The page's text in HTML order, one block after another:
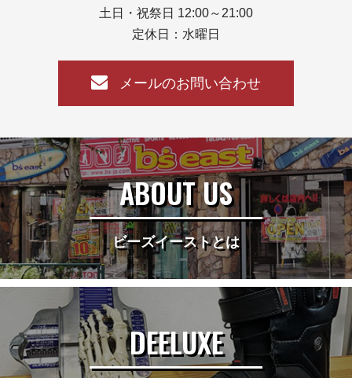
土日・祝祭日 12:00～21:00
定休日：水曜日
メールのお問い合わせ
ABOUT US
ビーズイーストとは
DEELUXE